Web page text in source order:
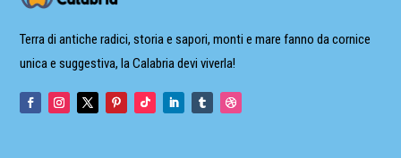
Terra di antiche radici, storia e sapori, monti e mare fanno da cornice
unica e suggestiva, la Calabria devi viverla!